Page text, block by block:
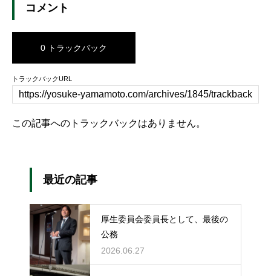
コメント
0 トラックバック
トラックバックURL
この記事へのトラックバックはありません。
最近の記事
厚生委員会委員長として、最後の
公務
2026.06.27